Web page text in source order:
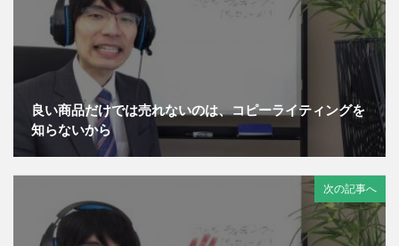
良い商品だけでは売れないのは、コピーライティングを
知らないから
次の記事へ